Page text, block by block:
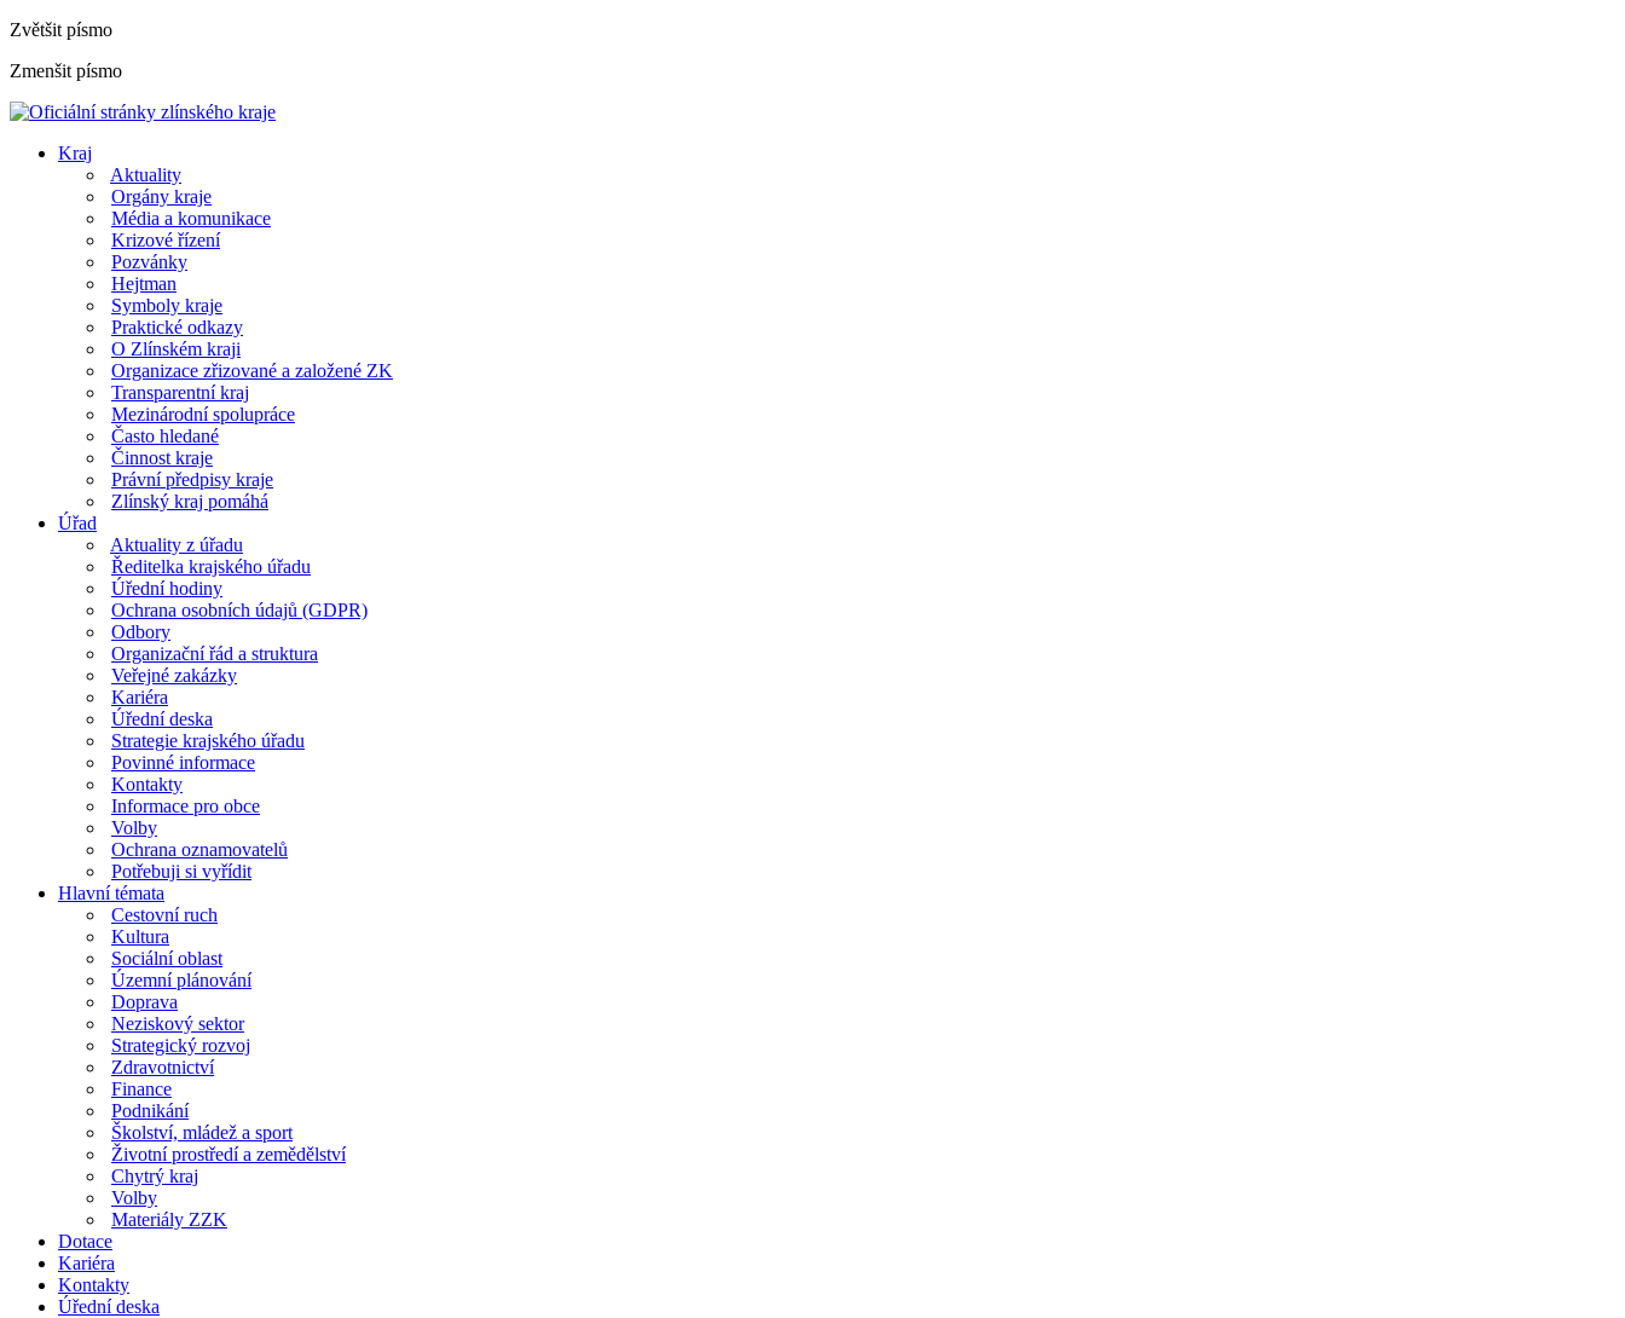
Zvětšit písmo
Zmenšit písmo
Kraj
Aktuality
Orgány kraje
Média a komunikace
Krizové řízení
Pozvánky
Hejtman
Symboly kraje
Praktické odkazy
O Zlínském kraji
Organizace zřizované a založené ZK
Transparentní kraj
Mezinárodní spolupráce
Často hledané
Činnost kraje
Právní předpisy kraje
Zlínský kraj pomáhá
Úřad
Aktuality z úřadu
Ředitelka krajského úřadu
Úřední hodiny
Ochrana osobních údajů (GDPR)
Odbory
Organizační řád a struktura
Veřejné zakázky
Kariéra
Úřední deska
Strategie krajského úřadu
Povinné informace
Kontakty
Informace pro obce
Volby
Ochrana oznamovatelů
Potřebuji si vyřídit
Hlavní témata
Cestovní ruch
Kultura
Sociální oblast
Územní plánování
Doprava
Neziskový sektor
Strategický rozvoj
Zdravotnictví
Finance
Podnikání
Školství, mládež a sport
Životní prostředí a zemědělství
Chytrý kraj
Volby
Materiály ZZK
Dotace
Kariéra
Kontakty
Úřední deska